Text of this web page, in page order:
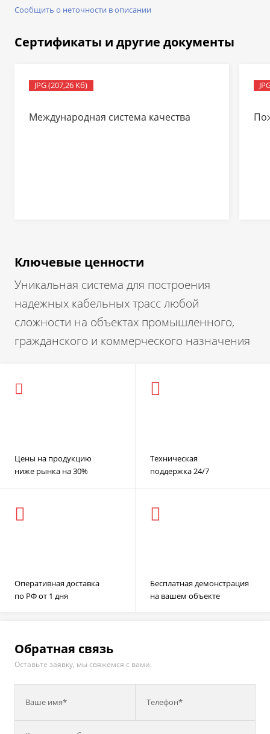
Сообщить о неточности в описании
Сертификаты и другие документы
JPG (207,26 Кб)
Международная система качества
Ключевые ценности
Уникальная система для построения
надежных кабельных трасс любой
сложности на объектах промышленного,
гражданского и коммерческого назначения
Цены на продукцию
ниже рынка на 30%
Техническая
поддержка 24/7
Оперативная доставка
по РФ от 1 дня
Бесплатная демонстрация
на вашем объекте
Обратная связь
Оставьте заявку, мы свяжемся с вами.
Ваше имя* Телефон*